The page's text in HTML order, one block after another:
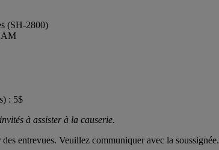
(SH-2800)
: 5$
à assister à la causerie.
entrevues. Veuillez communiquer avec la soussignée.